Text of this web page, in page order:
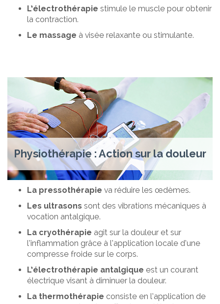
L’électrothérapie stimule le muscle pour obtenir
la contraction.
Le massage à visée relaxante ou stimulante.
Physiothérapie : Action sur la douleur
La pressothérapie va réduire les œdèmes.
Les ultrasons sont des vibrations mécaniques à
vocation antalgique.
La cryothérapie agit sur la douleur et sur
l’inflammation grâce à l’application locale d’une
compresse froide sur le corps.
L’électrothérapie antalgique est un courant
électrique visant à diminuer la douleur.
La thermothérapie consiste en l’application de